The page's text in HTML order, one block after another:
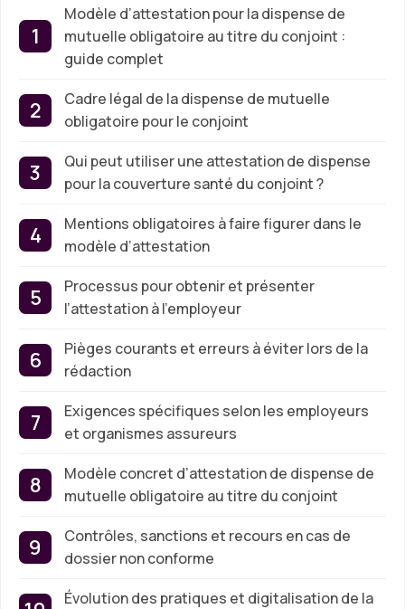
Modèle d’attestation pour la dispense de
mutuelle obligatoire au titre du conjoint :
guide complet
Cadre légal de la dispense de mutuelle
obligatoire pour le conjoint
Qui peut utiliser une attestation de dispense
pour la couverture santé du conjoint ?
Mentions obligatoires à faire figurer dans le
modèle d’attestation
Processus pour obtenir et présenter
l’attestation à l’employeur
Pièges courants et erreurs à éviter lors de la
rédaction
Exigences spécifiques selon les employeurs
et organismes assureurs
Modèle concret d’attestation de dispense de
mutuelle obligatoire au titre du conjoint
Contrôles, sanctions et recours en cas de
dossier non conforme
Évolution des pratiques et digitalisation de la